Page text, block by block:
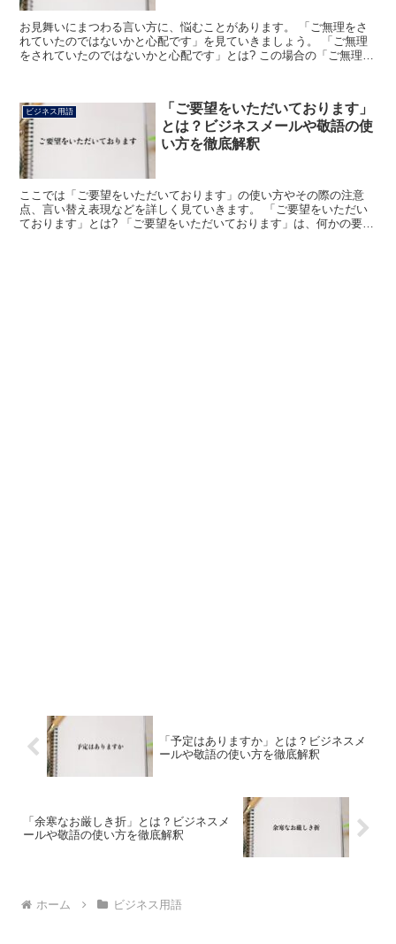
お見舞いにまつわる言い方に、悩むことがあります。 「ご無理をさ
れていたのではないかと心配です」を見ていきましょう。 「ご無理
をされていたのではないかと心配です」とは? この場合の「ご無理」
ビジネス用語
「ご要望をいただいております」
とは？ビジネスメールや敬語の使
い方を徹底解釈
ここでは「ご要望をいただいております」の使い方やその際の注意
点、言い替え表現などを詳しく見ていきます。 「ご要望をいただい
ております」とは? 「ご要望をいただいております」は、何かの要望
「予定はありますか」とは？ビジネスメ
ールや敬語の使い方を徹底解釈
「余寒なお厳しき折」とは？ビジネスメ
ールや敬語の使い方を徹底解釈
ホーム ビジネス用語